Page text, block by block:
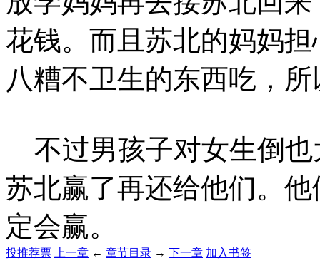
花钱。而且苏北的妈妈
八糟不卫生的东西吃，
不过男孩子对女生倒也
苏北赢了再还给他们。
定会赢。
投推荐票 上一章 ← 章节目录 → 下一章 加入书签